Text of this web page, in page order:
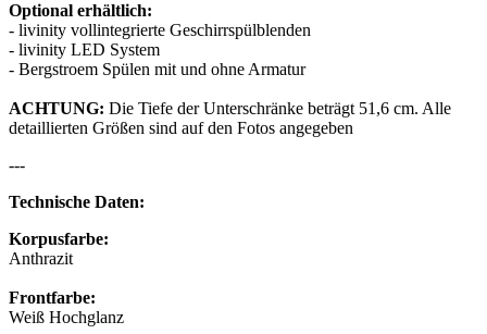
Optional erhältlich:
- livinity vollintegrierte Geschirrspülblenden
- livinity LED System
- Bergstroem Spülen mit und ohne Armatur
ACHTUNG: Die Tiefe der Unterschränke beträgt 51,6 cm. Alle
detaillierten Größen sind auf den Fotos angegeben
---
Technische Daten:
Korpusfarbe:
Anthrazit
Frontfarbe:
Weiß Hochglanz